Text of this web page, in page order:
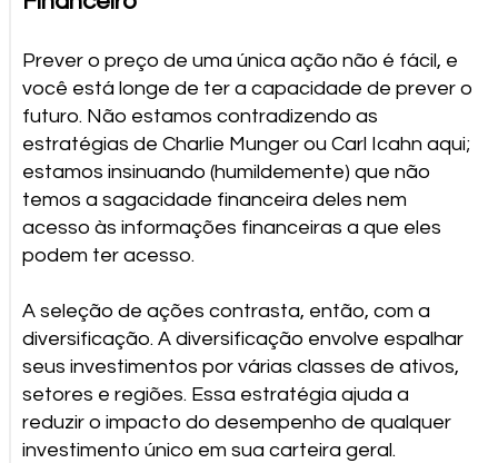
Prever o preço de uma única ação não é fácil, e
você está longe de ter a capacidade de prever o
futuro. Não estamos contradizendo as
estratégias de Charlie Munger ou Carl Icahn aqui;
estamos insinuando (humildemente) que não
temos a sagacidade financeira deles nem
acesso às informações financeiras a que eles
podem ter acesso.
A seleção de ações contrasta, então, com a
diversificação. A diversificação envolve espalhar
seus investimentos por várias classes de ativos,
setores e regiões. Essa estratégia ajuda a
reduzir o impacto do desempenho de qualquer
investimento único em sua carteira geral.